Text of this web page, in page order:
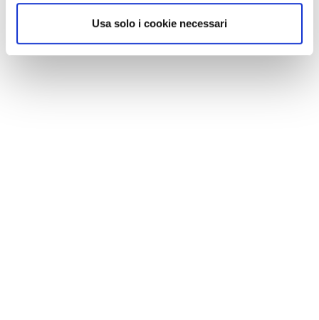
Usa solo i cookie necessari